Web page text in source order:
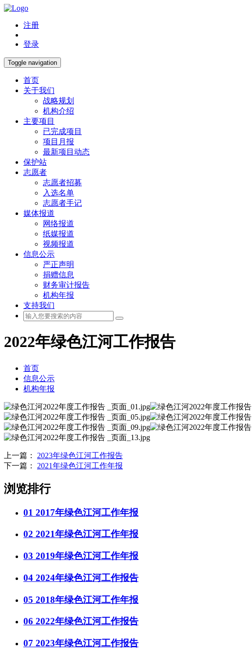
注册
登录
Toggle navigation
首页
关于我们
战略规划
机构介绍
主要项目
已完成项目
项目月报
最新项目动态
保护站
志愿者
志愿者招募
入选名单
志愿者手记
媒体报道
网络报道
纸媒报道
视频报道
信息公示
严正声明
捐赠信息
财务审计报告
机构年报
支持我们
2022年绿色江河工作报告
首页
信息公示
机构年报
上一篇： 2023年绿色江河工作报告
下一篇： 2021年绿色江河工作年报
浏览排行
01 2017年绿色江河工作年报
02 2021年绿色江河工作年报
03 2019年绿色江河工作年报
04 2024年绿色江河工作报告
05 2018年绿色江河工作年报
06 2022年绿色江河工作报告
07 2023年绿色江河工作报告